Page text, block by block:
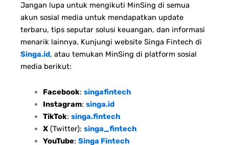
Jangan lupa untuk mengikuti MinSing di semua
akun sosial media untuk mendapatkan update
terbaru, tips seputar solusi keuangan, dan informasi
menarik lainnya. Kunjungi website Singa Fintech di
Singa.id, atau temukan MinSing di platform sosial
media berikut:
Facebook: singafintech
Instagram: singa.id
TikTok: singa.fintech
X(Twitter): singa_fintech
YouTube: Singa Fintech